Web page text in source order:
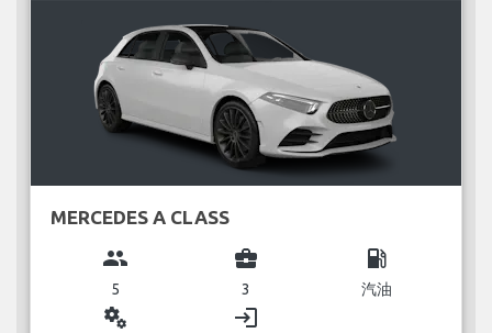
MERCEDES A CLASS
group
5
business_center
3
local_gas_station
汽油
miscellaneous_services login